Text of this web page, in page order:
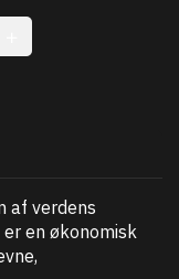
af verdens
en økonomisk